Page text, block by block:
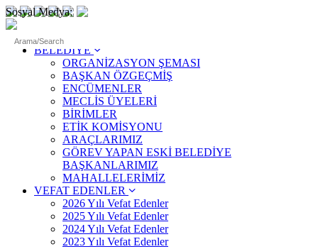
Sosyal Medya:
ANASAYFA
BELEDİYE
ORGANİZASYON ŞEMASI
BAŞKAN ÖZGEÇMİŞ
ENCÜMENLER
MECLİS ÜYELERİ
BİRİMLER
ETİK KOMİSYONU
ARAÇLARIMIZ
GÖREV YAPAN ESKİ BELEDİYE
BAŞKANLARIMIZ
MAHALLELERİMİZ
VEFAT EDENLER
2026 Yılı Vefat Edenler
2025 Yılı Vefat Edenler
2024 Yılı Vefat Edenler
2023 Yılı Vefat Edenler